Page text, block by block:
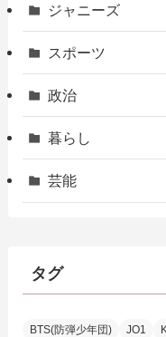
ジャニーズ
スポーツ
政治
暮らし
芸能
タグ
BTS(防弾少年団) JO1